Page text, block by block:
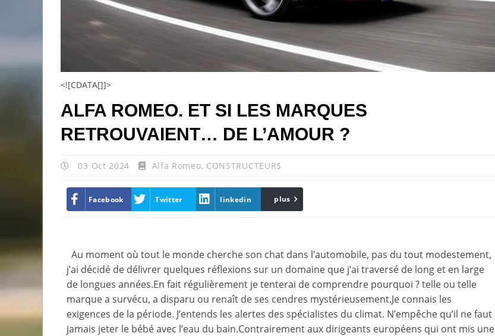
<![CDATA[]]>
ALFA ROMEO. ET SI LES MARQUES
RETROUVAIENT… DE L’AMOUR ?
03 Oct 2024 Alfa Romeo, CONSTRUCTEURS
Facebook Twitter linkedin Email
plus
Au moment où tout le monde cherche son chat dans l’automobile, pas du tout modestement,
j’ai décidé de délivrer quelques réflexions sur un domaine que j’ai traversé de long et en large
de longues années.En fait régulièrement je tenterai de comprendre pourquoi ? telle ou telle
marque a survécu, a disparu ou renaît de ses cendres mystérieusement.Je connais les
exigences de la période. J’entends les alertes des spécialistes du climat. N’empêche qu’il ne faut
jamais jeter le bébé avec l’eau du bain.Contrairement aux dirigeants européens qui ont mis une